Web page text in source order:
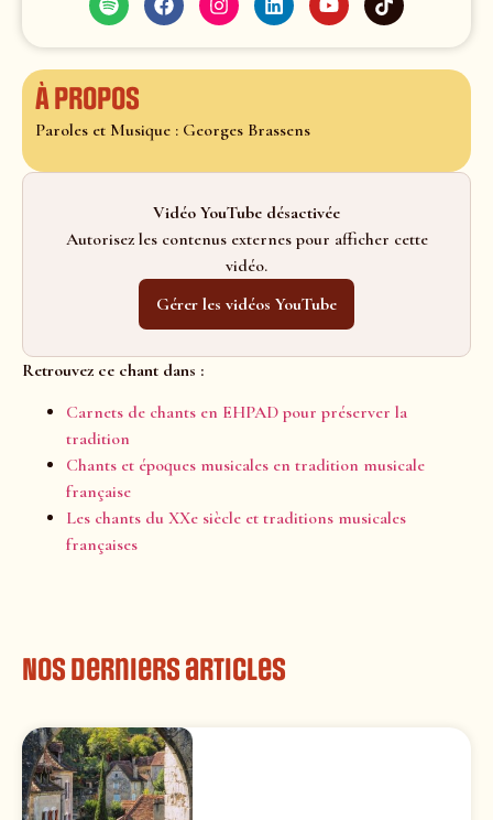
À propos
Paroles et Musique : Georges Brassens
Vidéo YouTube désactivée
Autorisez les contenus externes pour afficher cette
vidéo.
Gérer les vidéos YouTube
Retrouvez ce chant dans :
Carnets de chants en EHPAD pour préserver la
tradition
Chants et époques musicales en tradition musicale
française
Les chants du XXe siècle et traditions musicales
françaises
Nos derniers articles